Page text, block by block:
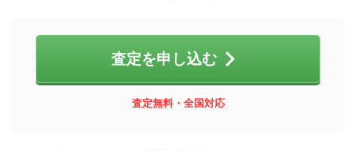
査定を申し込む
査定無料・全国対応